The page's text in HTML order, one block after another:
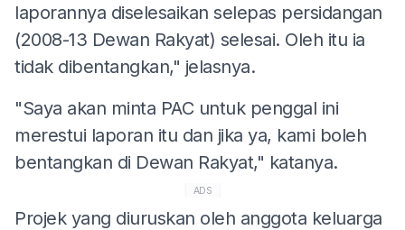
laporannya diselesaikan selepas persidangan
(2008-13 Dewan Rakyat) selesai. Oleh itu ia
tidak dibentangkan," jelasnya.
"Saya akan minta PAC untuk penggal ini
merestui laporan itu dan jika ya, kami boleh
bentangkan di Dewan Rakyat," katanya.
ADS
Projek yang diuruskan oleh anggota keluarga